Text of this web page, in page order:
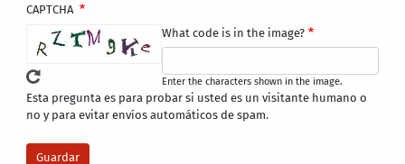
CAPTCHA
What code is in the image?
Enter the characters shown in the image.
Esta pregunta es para probar si usted es un visitante humano o
no y para evitar envíos automáticos de spam.